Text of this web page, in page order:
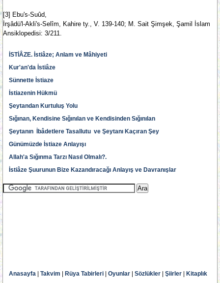
[3] Ebu's-Suûd,
İrşâdü'l-Akli's-Selîm, Kahire ty., V. 139-140; M. Sait Şimşek, Şamil İslam
Ansiklopedisi: 3/211.
İSTİÂZE. İstiâze; Anlam ve Mâhiyeti
Kur'an'da İstiâze
Sünnette İstiaze
İstiazenin Hükmü
Şeytandan Kurtuluş Yolu
Sığınan, Kendisine Sığınılan ve Kendisinden Sığınılan
Şeytanın İbâdetlere Tasallutu ve Şeytanı Kaçıran Şey
Günümüzde İstiaze Anlayışı
Allah'a Sığınma Tarzı Nasıl Olmalı?.
İstiâze Şuurunun Bize Kazandıracağı Anlayış ve Davranışlar
Anasayfa Takvim Rüya Tabirleri Oyunlar Sözlükler Şiirler Kitaplık